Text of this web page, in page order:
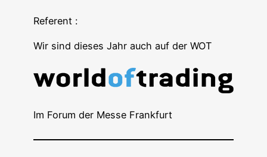
Referent :
Wir sind die­ses Jahr auch auf der WOT
Im Forum der Mes­se Frankfurt